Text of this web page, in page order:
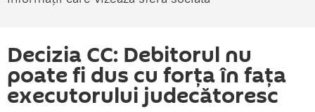
Decizia CC: Debitorul nu
poate fi dus cu forța în fața
executorului judecătoresc